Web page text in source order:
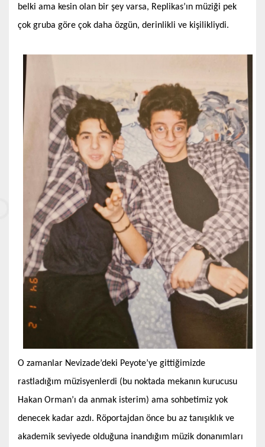
belki ama kesin olan bir şey varsa, Replikas’ın müziği pek
çok gruba göre çok daha özgün, derinlikli ve kişilikliydi.
O zamanlar Nevizade’deki Peyote’ye gittiğimizde
rastladığım müzisyenlerdi (bu noktada mekanın kurucusu
Hakan Orman’ı da anmak isterim) ama sohbetimiz yok
denecek kadar azdı. Röportajdan önce bu az tanışıklık ve
akademik seviyede olduğuna inandığım müzik donanımları